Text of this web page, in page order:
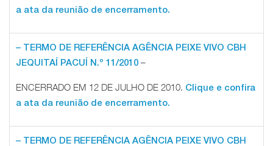
a ata da reunião de encerramento.
– TERMO DE REFERÊNCIA AGÊNCIA PEIXE VIVO CBH
JEQUITAÍ PACUÍ N.º 11/2010 –
ENCERRADO EM 12 DE JULHO DE 2010. Clique e confira
a ata da reunião de encerramento.
– TERMO DE REFERÊNCIA AGÊNCIA PEIXE VIVO CBH